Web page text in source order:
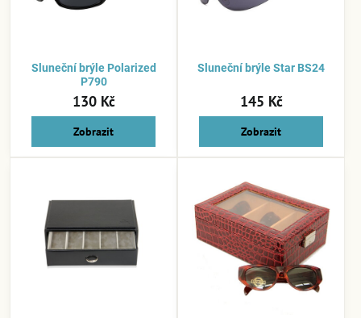
Sluneční brýle Polarized
P790
130 Kč
Zobrazit
Sluneční brýle Star BS24
145 Kč
Zobrazit